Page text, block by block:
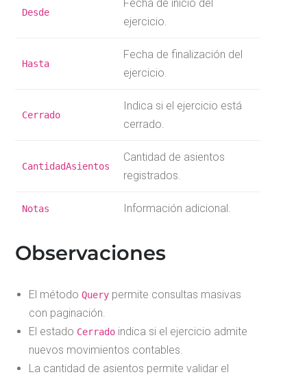
Desde
Fecha de inicio del
ejercicio.
Hasta
Fecha de finalización del
ejercicio.
Cerrado
Indica si el ejercicio está
cerrado.
CantidadAsientos
Cantidad de asientos
registrados.
Notas Información adicional.
Observaciones
El método Query permite consultas masivas
con paginación.
El estado Cerrado indica si el ejercicio admite
nuevos movimientos contables.
La cantidad de asientos permite validar el